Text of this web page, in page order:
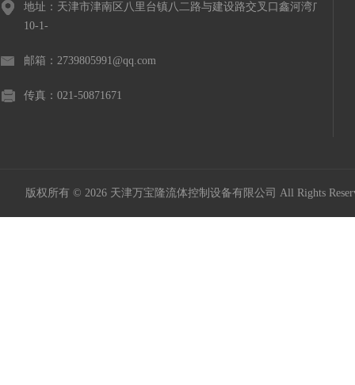
地址：天津市津南区八里台镇八二路与建设路交叉口鑫河湾广场
10-1-
邮箱：2739805991@qq.com
传真：021-50871671
版权所有 © 2026 天津万宝隆流体控制设备有限公司 All Rights